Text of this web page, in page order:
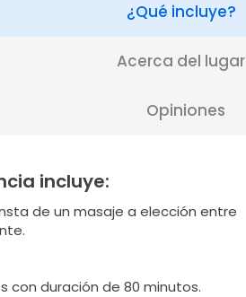
¿Qué incluye?
Acerca del lugar
Opiniones
incluye:
de un masaje a elección entre
con duración de 80 minutos.